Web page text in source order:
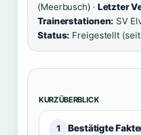
(Meerbusch) · Letzter
Trainerstationen: SV
Status: Freigestellt (seit
KURZÜBERBLICK
1 Bestätigte